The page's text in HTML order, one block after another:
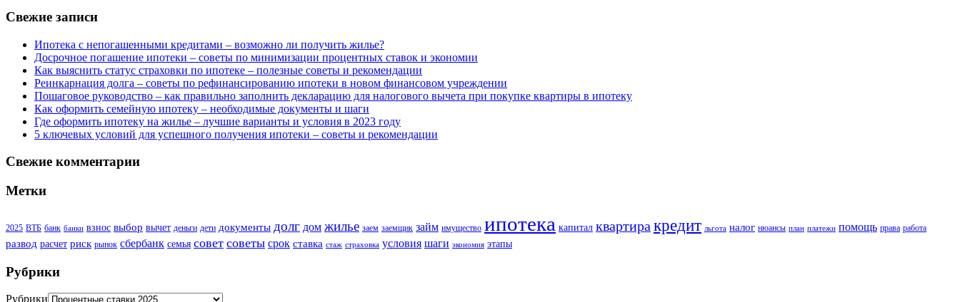
Свежие записи
Ипотека с непогашенными кредитами – возможно ли получить жилье?
Досрочное погашение ипотеки – советы по минимизации процентных ставок и экономии
Как выяснить статус страховки по ипотеке – полезные советы и рекомендации
Реинкарнация долга – советы по рефинансированию ипотеки в новом финансовом учреждении
Пошаговое руководство – как правильно заполнить декларацию для налогового вычета при покупке квартиры в ипотеку
Как оформить семейную ипотеку – необходимые документы и шаги
Где оформить ипотеку на жилье – лучшие варианты и условия в 2023 году
5 ключевых условий для успешного получения ипотеки – советы и рекомендации
Свежие комментарии
Метки
2025 ВТБ банк банки взнос выбор вычет деньги дети документы долг дом жилье заем заемщик займ имущество ипотека капитал квартира кредит льгота налог нюансы план платежи помощь права работа
развод расчет риск рынок сбербанк семья совет советы срок ставка стаж страховка условия шаги экономия этапы
Рубрики
Рубрики